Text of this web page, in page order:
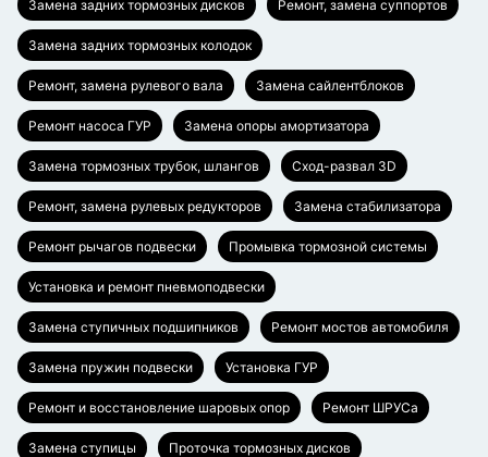
Замена задних тормозных дисков Ремонт, замена суппортов
Замена задних тормозных колодок
Ремонт, замена рулевого вала Замена сайлентблоков
Ремонт насоса ГУР Замена опоры амортизатора
Замена тормозных трубок, шлангов Сход-развал 3D
Ремонт, замена рулевых редукторов Замена стабилизатора
Ремонт рычагов подвески Промывка тормозной системы
Установка и ремонт пневмоподвески
Замена ступичных подшипников Ремонт мостов автомобиля
Замена пружин подвески Установка ГУР
Ремонт и восстановление шаровых опор Ремонт ШРУСа
Замена ступицы Проточка тормозных дисков